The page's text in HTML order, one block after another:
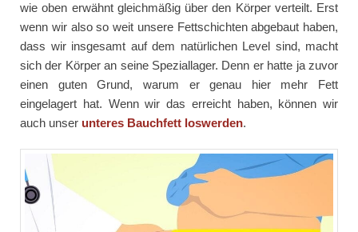
wie oben erwähnt gleichmäßig über den Körper verteilt. Erst
wenn wir also so weit unsere Fettschichten abgebaut haben,
dass wir insgesamt auf dem natürlichen Level sind, macht
sich der Körper an seine Speziallager. Denn er hatte ja zuvor
einen guten Grund, warum er genau hier mehr Fett
eingelagert hat. Wenn wir das erreicht haben, können wir
auch unser unteres Bauchfett loswerden.